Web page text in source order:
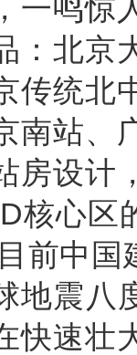
鸣惊人
：北京
传统北
南站、
房设计
核心区
前中国
地震
快速壮